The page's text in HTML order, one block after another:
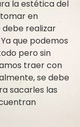
la estética del
en
debe realizar
que podemos
pero sin
traer con
se debe
sacarles las